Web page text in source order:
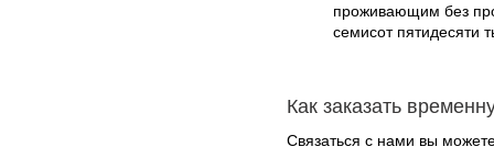
проживающим без
семисот пятидесяти
Как заказать
Связаться с нами вы